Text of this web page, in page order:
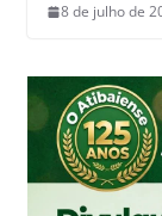
8 de julho de